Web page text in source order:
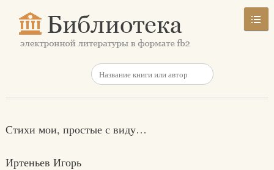
Стихи мои, простые с виду…
Иртеньев Игорь